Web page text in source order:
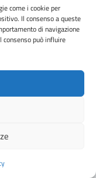
come i cookie per
Il consenso a queste
di navigazione
può influire